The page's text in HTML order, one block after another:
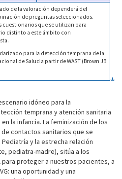
de la valoración dependerá del
de preguntas seleccionados.
cuestionarios que se utilizan para
distinto a este ámbito con
para la detección temprana de la
de Salud a partir de WAST (Brown JB
idóneo para la
temprana y atención sanitaria
la infancia. La feminización de los
contactos sanitarios que se
y la estrecha relación
pediatra-madre), sitúa a los
proteger a nuestros pacientes, a
una oportunidad y una